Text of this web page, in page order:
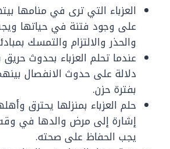
العزباء التي ترى في منامها
على وجود فتنة في حياتها
والحذر والالتزام والتمسك
عندما تحلم العزباء بحدوث
دلالة على حدوث الانفصال
بفترة حزن.
حلم العزباء بمنزلها يحترق
إشارة إلى مرض والدها في
يجب الحفاظ على صحته.